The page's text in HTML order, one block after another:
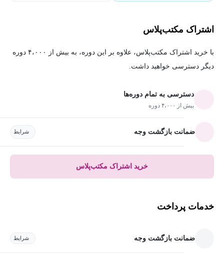
اشتراک مکتب‌پلاس
با خرید اشتراک مکتب‌پلاس، علاوه بر این دوره، به بیش از ۴،۰۰۰ دوره
دیگر دسترسی خواهید داشت.
دسترسی به تمام دوره‌ها
بیش از ۴،۰۰۰ دوره
ضمانت بازگشت وجه شرایط
خرید اشتراک مکتب‌پلاس
خدمات پرداخت
ضمانت بازگشت وجه شرایط